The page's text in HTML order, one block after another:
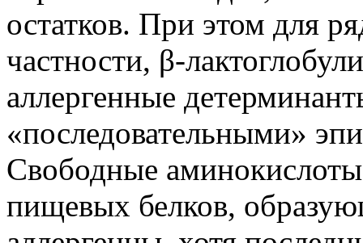
остатков. При этом для
частности, β-
аллергенные
«последовательными»
Свободные
пищевых белков,